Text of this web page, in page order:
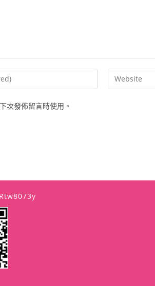
Enter
your
次發佈留言時使用。